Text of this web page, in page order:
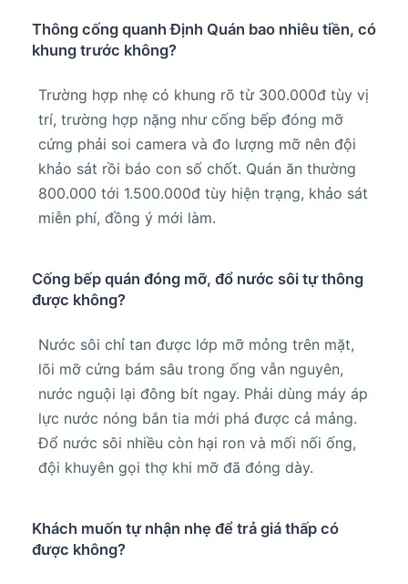
Thông cống quanh Định Quán bao nhiêu tiền, có
khung trước không?
Trường hợp nhẹ có khung rõ từ 300.000đ tùy vị
trí, trường hợp nặng như cống bếp đóng mỡ
cứng phải soi camera và đo lượng mỡ nên đội
khảo sát rồi báo con số chốt. Quán ăn thường
800.000 tới 1.500.000đ tùy hiện trạng, khảo sát
miễn phí, đồng ý mới làm.
Cống bếp quán đóng mỡ, đổ nước sôi tự thông
được không?
Nước sôi chỉ tan được lớp mỡ mỏng trên mặt,
lõi mỡ cứng bám sâu trong ống vẫn nguyên,
nước nguội lại đông bít ngay. Phải dùng máy áp
lực nước nóng bắn tia mới phá được cả mảng.
Đổ nước sôi nhiều còn hại ron và mối nối ống,
đội khuyên gọi thợ khi mỡ đã đóng dày.
Khách muốn tự nhận nhẹ để trả giá thấp có
được không?